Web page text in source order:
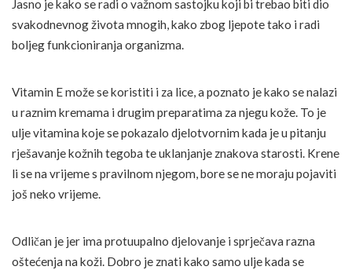
Jasno je kako se radi o važnom sastojku koji bi trebao biti dio
svakodnevnog života mnogih, kako zbog ljepote tako i radi
boljeg funkcioniranja organizma.
Vitamin E može se koristiti i za lice, a poznato je kako se nalazi
u raznim kremama i drugim preparatima za njegu kože. To je
ulje vitamina koje se pokazalo djelotvornim kada je u pitanju
rješavanje kožnih tegoba te uklanjanje znakova starosti. Krene
li se na vrijeme s pravilnom njegom, bore se ne moraju pojaviti
još neko vrijeme.
Odličan je jer ima protuupalno djelovanje i sprječava razna
oštećenja na koži. Dobro je znati kako samo ulje kada se